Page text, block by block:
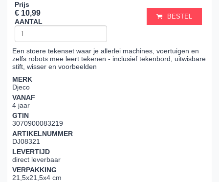
Prijs
€ 10,99
AANTAL
BESTEL
Een stoere tekenset waar je allerlei machines, voertuigen en
zelfs robots mee leert tekenen - inclusief tekenbord, uitwisbare
stift, wisser en voorbeelden
MERK
Djeco
VANAF
4 jaar
GTIN
3070900083219
ARTIKELNUMMER
DJ08321
LEVERTIJD
direct leverbaar
VERPAKKING
21,5x21,5x4 cm